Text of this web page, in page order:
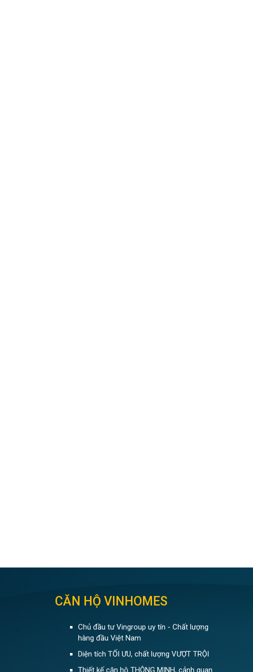
CĂN HỘ VINHOMES
Chủ đầu tư Vingroup uy tín - Chất lượng
hàng đầu Việt Nam
Diện tích TỐI ƯU, chất lượng VƯỢT TRỘI
Thiết kế căn hộ THÔNG MINH, cảnh quan